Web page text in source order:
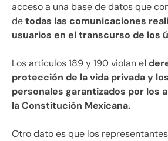
acceso a una base de datos que
detodas las comunicaciones
usuarios en el transcurso de los
Los artículos 189 y 190 violan el
protección de la vida privada y
personales garantizados por los
la Constitución Mexicana.
Otro dato es que los